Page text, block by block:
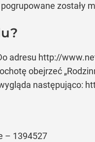
zostały
adresu http://
obejrzeć
następująco:
– 1394527